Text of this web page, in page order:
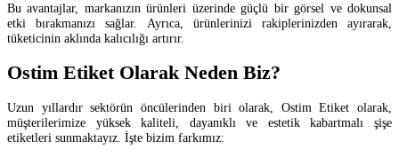
Bu avantajlar, markanızın ürünleri üzerinde güçlü bir görsel ve dokunsal
etki bırakmanızı sağlar. Ayrıca, ürünlerinizi rakiplerinizden ayırarak,
tüketicinin aklında kalıcılığı artırır.
Ostim Etiket Olarak Neden Biz?
Uzun yıllardır sektörün öncülerinden biri olarak, Ostim Etiket olarak,
müşterilerimize yüksek kaliteli, dayanıklı ve estetik kabartmalı şişe
etiketleri sunmaktayız. İşte bizim farkımız: